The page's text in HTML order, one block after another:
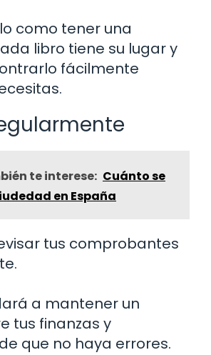
como tener una
libro tiene su lugar y
fácilmente
te interese: Cuánto se
en España
tus comprobantes
a mantener un
tus finanzas y
que no haya errores.